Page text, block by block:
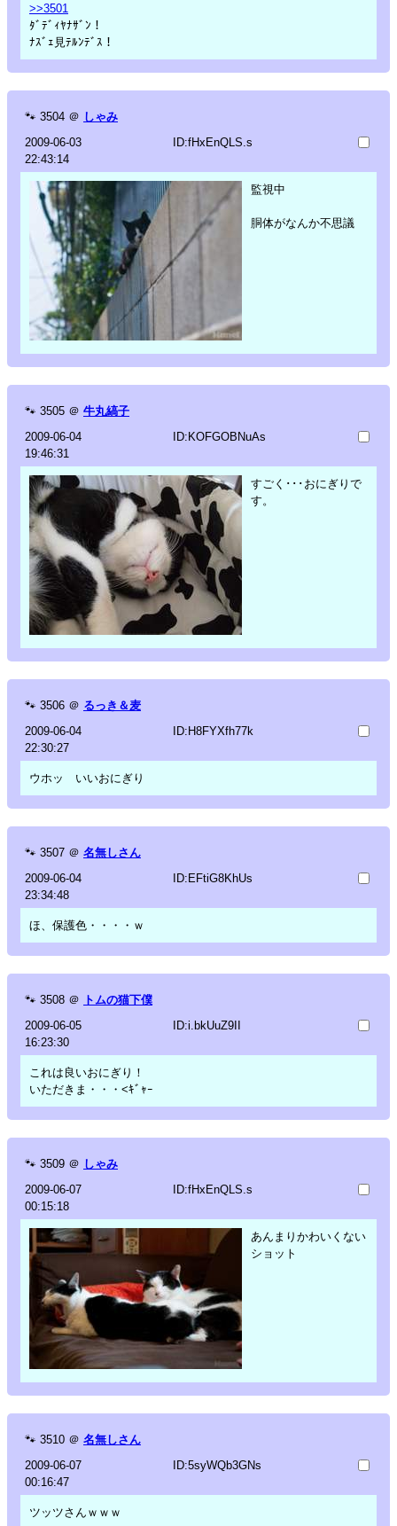
>>3501
ﾀﾞﾃﾞｨﾔﾅｻﾞﾝ！
ﾅｽﾞｪ見ﾃﾙﾝﾃﾞｽ！
🐾 3504 ＠ しゃみ
2009-06-03
22:43:14
ID:fHxEnQLS.s
監視中
胴体がなんか不思議
🐾 3505 ＠ 牛丸縞子
2009-06-04
19:46:31
ID:KOFGOBNuAs
すごく･･･おにぎりで
す。
🐾 3506 ＠ るっき＆麦
2009-06-04
22:30:27
ID:H8FYXfh77k
ウホッ いいおにぎり
🐾 3507 ＠ 名無しさん
2009-06-04
23:34:48
ID:EFtiG8KhUs
ほ、保護色・・・・ｗ
🐾 3508 ＠ トムの猫下僕
2009-06-05
16:23:30
ID:i.bkUuZ9II
これは良いおにぎり！
いただきま・・・<ｷﾞｬｰ
🐾 3509 ＠ しゃみ
2009-06-07
00:15:18
ID:fHxEnQLS.s
あんまりかわいくない
ショット
🐾 3510 ＠ 名無しさん
2009-06-07
00:16:47
ID:5syWQb3GNs
ツッツさんｗｗｗ